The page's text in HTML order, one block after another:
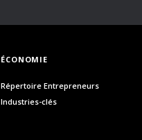
ÉCONOMIE
Répertoire Entrepreneurs
Industries-clés